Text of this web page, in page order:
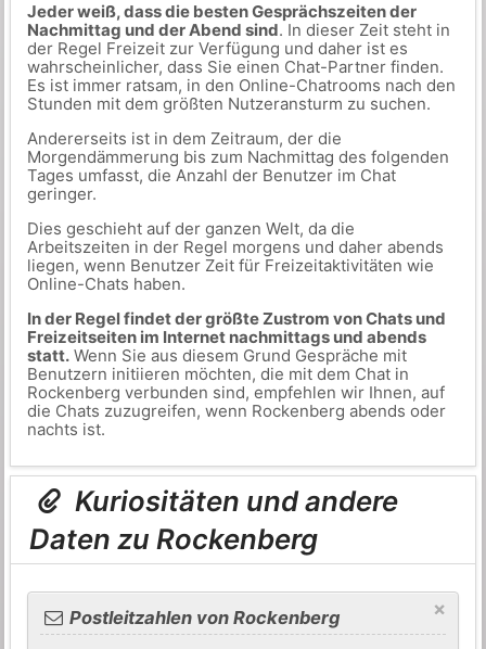
Jeder weiß, dass die besten Gesprächszeiten der
Nachmittag und der Abend sind. In dieser Zeit steht in
der Regel Freizeit zur Verfügung und daher ist es
wahrscheinlicher, dass Sie einen Chat-Partner finden.
Es ist immer ratsam, in den Online-Chatrooms nach den
Stunden mit dem größten Nutzeransturm zu suchen.
Andererseits ist in dem Zeitraum, der die
Morgendämmerung bis zum Nachmittag des folgenden
Tages umfasst, die Anzahl der Benutzer im Chat
geringer.
Dies geschieht auf der ganzen Welt, da die
Arbeitszeiten in der Regel morgens und daher abends
liegen, wenn Benutzer Zeit für Freizeitaktivitäten wie
Online-Chats haben.
In der Regel findet der größte Zustrom von Chats und
Freizeitseiten im Internet nachmittags und abends
statt.Wenn Sie aus diesem Grund Gespräche mit
Benutzern initiieren möchten, die mit dem Chat in
Rockenberg verbunden sind, empfehlen wir Ihnen, auf
die Chats zuzugreifen, wenn Rockenberg abends oder
nachts ist.
Kuriositäten und andere
Daten zu Rockenberg
×
Postleitzahlen von Rockenberg